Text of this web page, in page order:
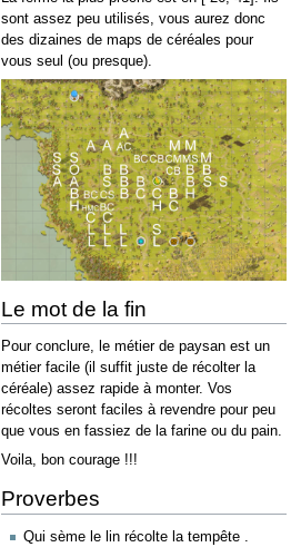
sont assez peu utilisés, vous aurez donc
des dizaines de maps de céréales pour
vous seul (ou presque).
Le mot de la fin
Pour conclure, le métier de paysan est un
métier facile (il suffit juste de récolter la
céréale) assez rapide à monter. Vos
récoltes seront faciles à revendre pour peu
que vous en fassiez de la farine ou du pain.
Voila, bon courage !!!
Proverbes
Qui sème le lin récolte la tempête .